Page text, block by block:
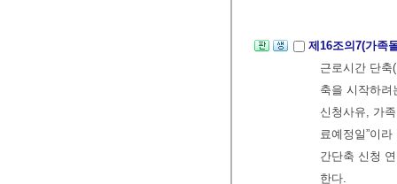
제16조의7(가족
근로시간 단축
축을 시작하려
신청사유, 가
료예정일”이
간단축 신청
한다.